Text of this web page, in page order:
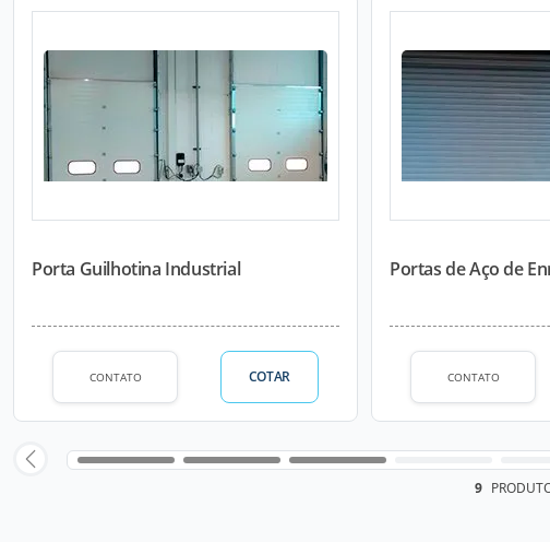
Porta Guilhotina Industrial
CONTATO COTAR
Portas de Aço de
CONTATO
9